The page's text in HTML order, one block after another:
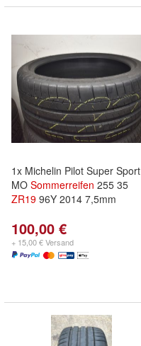
1x Michelin Pilot Super Sport
MO Sommerreifen 255 35
ZR19 96Y 2014 7,5mm
100,00 €
+ 15,00 € Versand